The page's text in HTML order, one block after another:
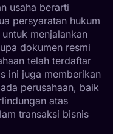
usaha berarti
persyaratan hukum
menjalankan
dokumen resmi
telah terdaftar
ini juga memberikan
perusahaan, baik
atas
transaksi bisnis